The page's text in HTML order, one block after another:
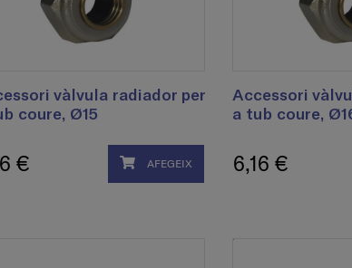
vàlvula radiador per
coure, Ø15
€ AFEGEIX
Accessori
a tub coure,
6,16 €